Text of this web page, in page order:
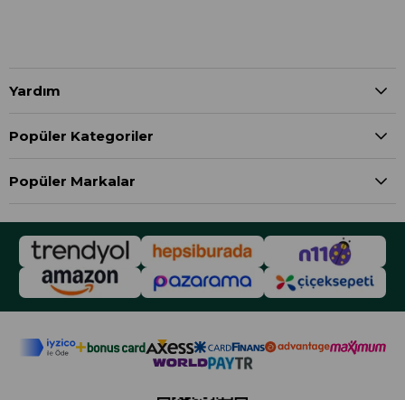
Yardım
Popüler Kategoriler
Popüler Markalar